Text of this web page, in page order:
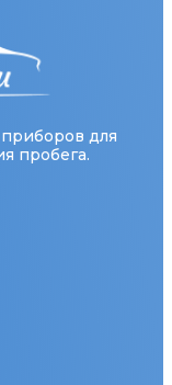
для
пробега.